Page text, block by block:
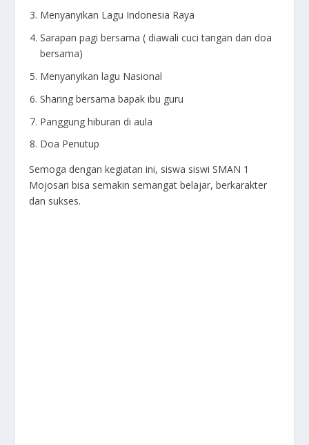
Menyanyikan Lagu Indonesia Raya
Sarapan pagi bersama ( diawali cuci tangan dan doa
bersama)
Menyanyikan lagu Nasional
Sharing bersama bapak ibu guru
Panggung hiburan di aula
Doa Penutup
Semoga dengan kegiatan ini, siswa siswi SMAN 1
Mojosari bisa semakin semangat belajar, berkarakter
dan sukses.